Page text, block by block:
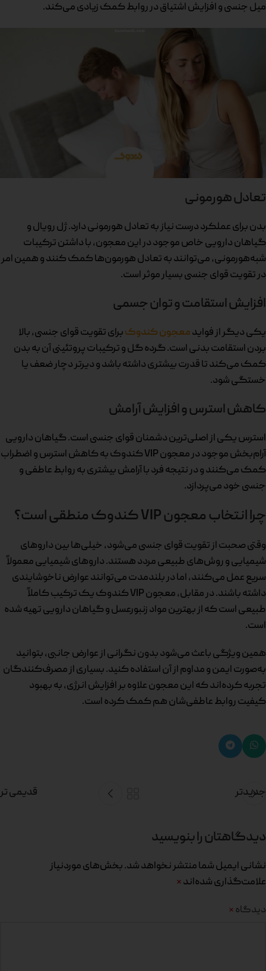
میل جنسی و افزایش اشتیاق در روابط کمک زیادی می‌کند.
تعادل هورمونی
بدن برای عملکرد درست نیاز به تعادل هورمونی دارد. ژل رویال و
گیاهان دارویی خاص موجود در این معجون، با داشتن ترکیبات
شبه‌هورمونی، می‌توانند به تعادل هورمون‌ها کمک کنند و همین امر
در تقویت قوای جنسی بسیار موثر است.
افزایش استقامت و توان جسمی
یکی دیگر از فوایدمعجون کندوکبرای تقویت قوای جنسی، بالا
بردن استقامت بدنی است. گرده گل و ترکیبات پروتئینی آن به بدن
کمک می‌کند تا قدرت بیشتری داشته باشد و دیرتر دچار ضعف یا
خستگی شود.
کاهش استرس و افزایش آرامش
استرس یکی از اصلی‌ترین دشمنان قوای جنسی است. گیاهان دارویی
آرام‌بخش موجود در معجون VIP کندوک به کاهش استرس و اضطراب
کمک می‌کنند و در نتیجه فرد با آرامش بیشتری به روابط عاطفی و
جنسی خود می‌پردازد.
چرا انتخاب معجون VIP کندوک منطقی است؟
وقتی صحبت از تقویت قوای جنسی می‌شود، خیلی‌ها بین داروهای
شیمیایی و روش‌های طبیعی مردد هستند. داروهای شیمیایی معمولاً
سریع عمل می‌کنند، اما در بلندمدت می‌توانند عوارض ناخوشایندی
داشته باشند. در مقابل، معجون VIP کندوک یک ترکیب کاملاً
طبیعی است که از بهترین مواد زنبورعسل و گیاهان دارویی تهیه شده
است.
همین ویژگی باعث می‌شود بدون نگرانی از عوارض جانبی، بتوانید
به‌صورت ایمن و مداوم از آن استفاده کنید. بسیاری از مصرف‌کنندگان
تجربه کرده‌اند که این معجون علاوه بر افزایش انرژی، به بهبود
کیفیت روابط عاطفی‌شان هم کمک کرده است.
جدیدتر قدیمی تر
دیدگاهتان را بنویسید
نشانی ایمیل شما منتشر نخواهد شد.بخش‌های موردنیاز
علامت‌گذاری شده‌اند*
دیدگاه*